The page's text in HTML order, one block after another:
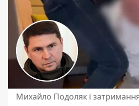
Михайло Подоляк і